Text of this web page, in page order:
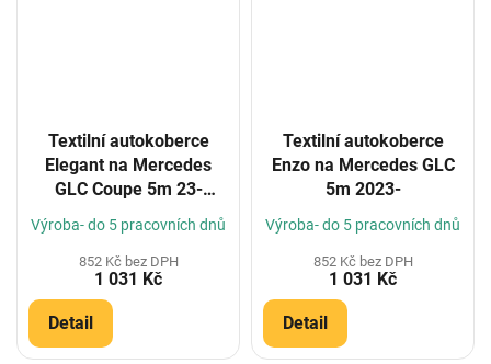
Textilní autokoberce
Elegant na Mercedes
GLC Coupe 5m 23-
(Konfigurátor)
Výroba- do 5 pracovních dnů
852 Kč bez DPH
1 031 Kč
Detail
Textilní autokoberce
Enzo na Mercedes GLC
5m 2023-
Výroba- do 5 pracovních dnů
852 Kč bez DPH
1 031 Kč
Detail